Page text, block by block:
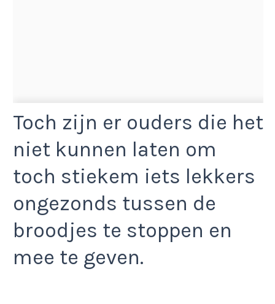
Toch zijn er ouders die het
niet kunnen laten om
toch stiekem iets lekkers
ongezonds tussen de
broodjes te stoppen en
mee te geven.